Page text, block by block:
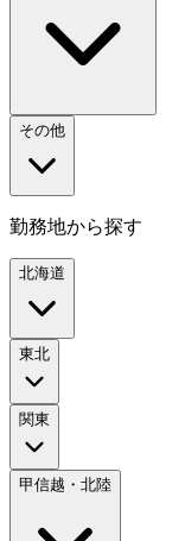
その他
勤務地から探す
北海道
東北
関東
甲信越・北陸